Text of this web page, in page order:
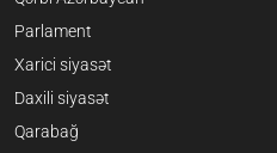
Parlament
Xarici siyasət
Daxili siyasət
Qarabağ